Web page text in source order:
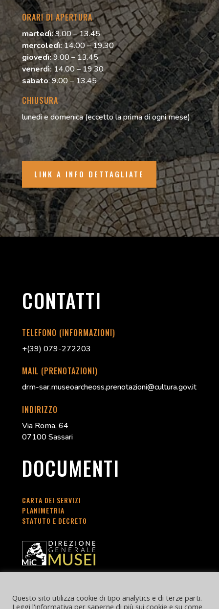
ORARI DI APERTURA
martedì:9.00 – 13.45
mercoledì:14.00 – 19.30
giovedì:9.00 – 13.45
venerdì:14.00 – 19.30
sabato: 9.00 – 13.45
CHIUSURA
lunedì e domenica (eccetto la prima di ogni mese)
LINK A INFO DETTAGLIATE
CONTATTI
TELEFONO (INFORMAZIONI)
+(39) 079-272203
MAIL (PRENOTAZIONI)
drm-sar.museoarcheoss.prenotazioni@cultura.gov.it
INDIRIZZO
Via Roma, 64
07100 Sassari
DOCUMENTI
CARTA DEI SERVIZI
PLANIMETRIA
STATUTO E DECRETO
Questo sito utilizza cookie di tipo analytics e di terze parti.
Leggi l'informativa per saperne di più sui cookie e su come